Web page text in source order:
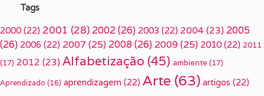
Tags
2000 (22) 2001 (28) 2002(26) 2003 (22) 2004 (23) 2005
(26) 2006 (22) 2007 (25) 2008(26) 2009(25) 2010 (22) 2011
(17) 2012 (23) Alfabetização (45) ambiente (17)
Aprendizado (16) aprendizagem (22) Arte (63) artigos (22)